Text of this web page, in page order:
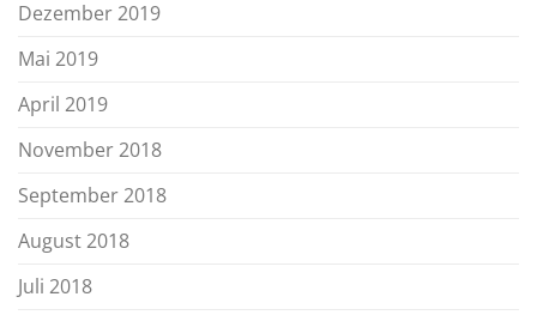
Dezember 2019
Mai 2019
April 2019
November 2018
September 2018
August 2018
Juli 2018